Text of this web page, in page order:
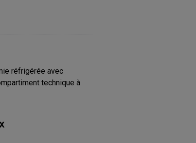
réfrigérée avec
technique à